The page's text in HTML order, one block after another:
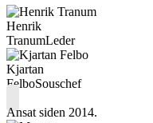
Henrik
TranumLeder
Kjartan
FelboSouschef
Ansat siden 2014.